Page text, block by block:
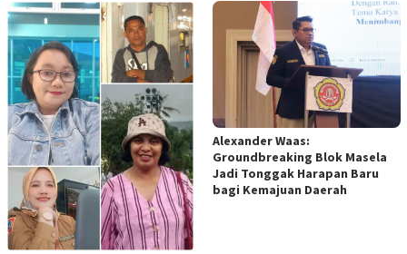
Alexander Waas:
Groundbreaking Blok Masela
Jadi Tonggak Harapan Baru
bagi Kemajuan Daerah